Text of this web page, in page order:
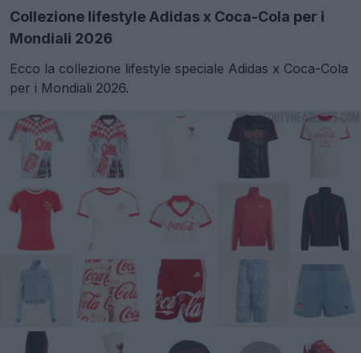
Collezione lifestyle Adidas x Coca-Cola per i
Mondiali 2026
Ecco la collezione lifestyle speciale Adidas x Coca-Cola
per i Mondiali 2026.